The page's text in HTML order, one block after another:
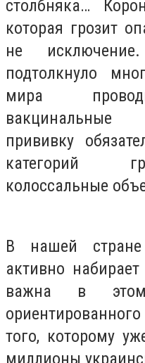
столбняка…
которая грозит
не
подтолкнуло
мира
прививку
категорий
колоссальные
В нашей стране
активно
важна в
того, которому
миллионы